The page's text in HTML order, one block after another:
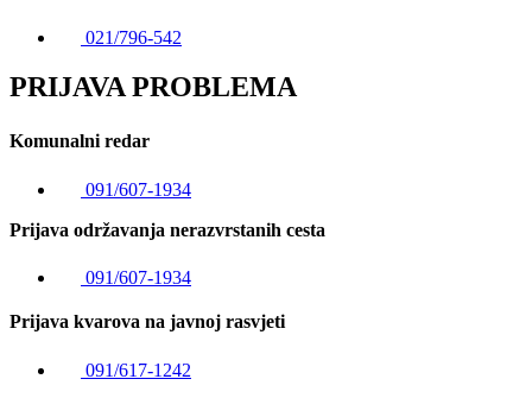
021/796-542
PRIJAVA PROBLEMA
Komunalni redar
091/607-1934
Prijava održavanja nerazvrstanih cesta
091/607-1934
Prijava kvarova na javnoj rasvjeti
091/617-1242